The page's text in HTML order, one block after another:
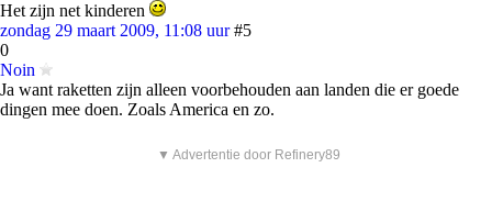
Het zijn net kinderen
zondag 29 maart 2009, 11:08 uur #5
0
Noin
Ja want raketten zijn alleen voorbehouden aan landen die er goede
dingen mee doen. Zoals America en zo.
▼ Advertentie door Refinery89